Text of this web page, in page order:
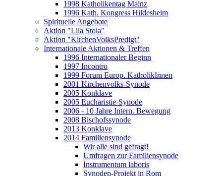
1998 Katholikentag Mainz
1996 Kath. Kongress Hildesheim
Spirituelle Angebote
Aktion "Lila Stola"
Aktion "KirchenVolksPredigt"
Internationale Aktionen & Treffen
1996 Internationaler Beginn
1997 Incontro
1999 Forum Europ. KatholikInnen
2001 Kirchenvolks-Synode
2005 Konklave
2005 Eucharistie-Synode
2006 - 10 Jahre Intern. Bewegung
2008 Bischofssynode
2013 Konklave
2014 Familiensynode
Wir alle sind gefragt!
Umfragen zur Familiensynode
Instrumentum laboris
Synoden-Projekt in Rom